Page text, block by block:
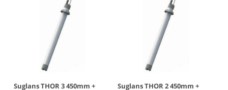
Suglans THOR 3 450mm +
Suglans THOR 2 450mm +